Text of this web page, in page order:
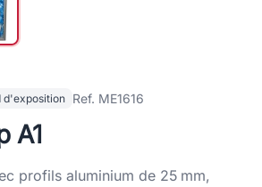
d'exposition Ref. ME1616
A1
profils aluminium de 25 mm,